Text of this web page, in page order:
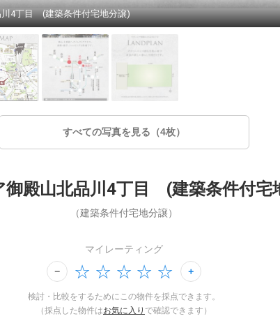
川4丁目 (建築条件付宅地分譲)
すべての写真を見る（4枚）
御殿山北品川4丁目 (建築条件付宅
（建築条件付宅地分譲）
マイレーティング
検討・比較をするためにこの物件を採点できます。
（採点した物件はお気に入り で確認できます）